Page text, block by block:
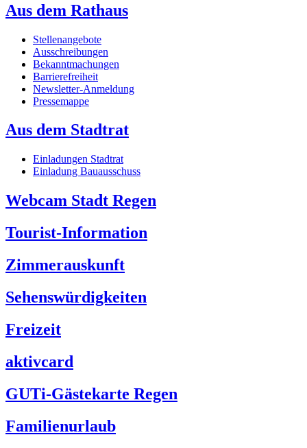
Aus dem Rathaus
Stellenangebote
Ausschreibungen
Bekanntmachungen
Barrierefreiheit
Newsletter-Anmeldung
Pressemappe
Aus dem Stadtrat
Einladungen Stadtrat
Einladung Bauausschuss
Webcam Stadt Regen
Tourist-Information
Zimmerauskunft
Sehenswürdigkeiten
Freizeit
aktivcard
GUTi-Gästekarte Regen
Familienurlaub